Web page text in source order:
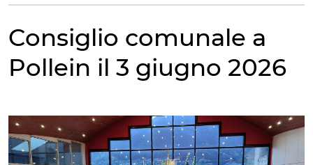
Consiglio comunale a
Pollein il 3 giugno 2026